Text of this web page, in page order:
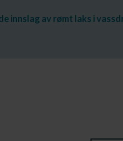
innslag av rømt laks i